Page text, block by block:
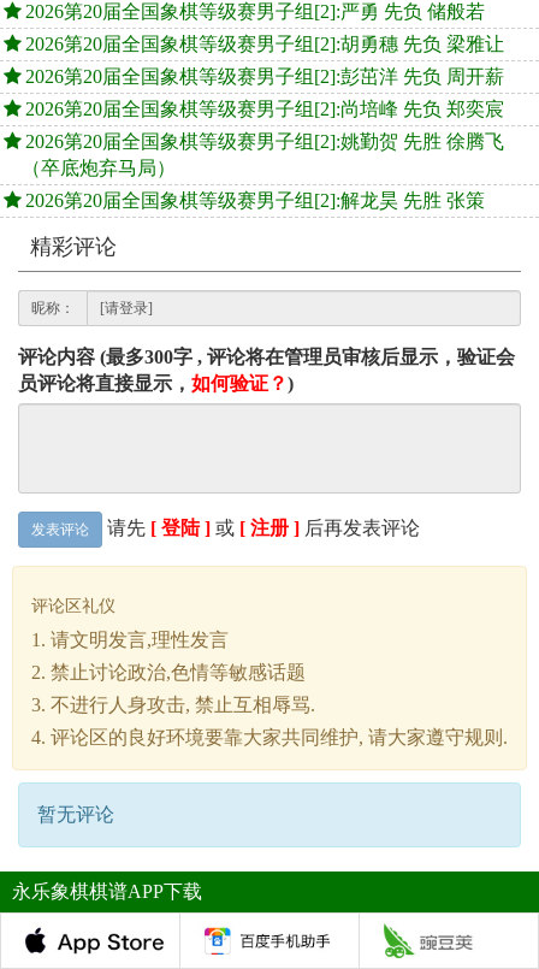
2026第20届全国象棋等级赛男子组[2]:严勇 先负 储般若
2026第20届全国象棋等级赛男子组[2]:胡勇穗 先负 梁雅让
2026第20届全国象棋等级赛男子组[2]:彭茁洋 先负 周开薪
2026第20届全国象棋等级赛男子组[2]:尚培峰 先负 郑奕宸
2026第20届全国象棋等级赛男子组[2]:姚勤贺 先胜 徐腾飞
（卒底炮弃马局）
2026第20届全国象棋等级赛男子组[2]:解龙昊 先胜 张策
精彩评论
昵称：
评论内容 (最多300字 , 评论将在管理员审核后显示，验证会
员评论将直接显示， 如何验证？)
发表评论 请先 [ 登陆 ] 或 [ 注册 ] 后再发表评论
评论区礼仪
1. 请文明发言,理性发言
2. 禁止讨论政治,色情等敏感话题
3. 不进行人身攻击, 禁止互相辱骂.
4. 评论区的良好环境要靠大家共同维护, 请大家遵守规则.
暂无评论
永乐象棋棋谱APP下载